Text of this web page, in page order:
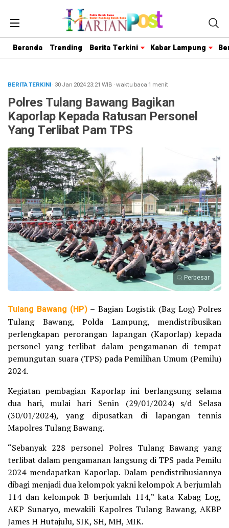
Beranda Trending Berita Terkini Kabar Lampung
BERITA TERKINI· 30 Jan 202423:21 WIB ·waktu baca 1 menit
Polres Tulang Bawang Bagikan
Kaporlap Kepada Ratusan Personel
Yang Terlibat Pam TPS
Perbesar
Tulang Bawang (HP) – Bagian Logistik (Bag Log) Polres
Tulang Bawang, Polda Lampung, mendistribusikan
perlengkapan perorangan lapangan (Kaporlap) kepada
personel yang terlibat dalam pengamanan di tempat
pemungutan suara (TPS) pada Pemilihan Umum (Pemilu)
2024.
Kegiatan pembagian Kaporlap ini berlangsung selama
dua hari, mulai hari Senin (29/01/2024) s/d Selasa
(30/01/2024), yang dipusatkan di lapangan tennis
Mapolres Tulang Bawang.
“Sebanyak 228 personel Polres Tulang Bawang yang
terlibat dalam pengamanan langsung di TPS pada Pemilu
2024 mendapatkan Kaporlap. Dalam pendistribusiannya
dibagi menjadi dua kelompok yakni kelompok A berjumlah
114 dan kelompok B berjumlah 114,” kata Kabag Log,
AKP Sunaryo, mewakili Kapolres Tulang Bawang, AKBP
James H Hutajulu, SIK, SH, MH, MIK.